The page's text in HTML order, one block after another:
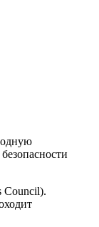
Council).